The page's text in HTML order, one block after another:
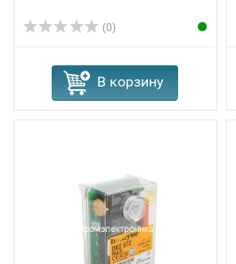
(0)
В корзину